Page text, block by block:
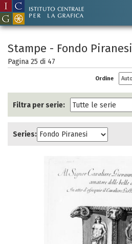
Stampe - Fondo Piranesi
Pagina 25 di 47
Ordine
Filtra per serie:
Series: